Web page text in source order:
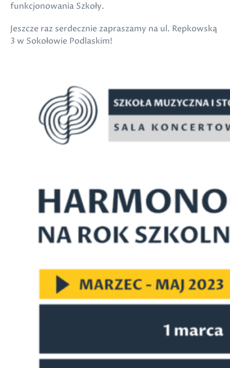
funkcjonowania Szkoły.
Jeszcze raz serdecznie zapraszamy na ul. Repkowską
3 w Sokołowie Podlaskim!